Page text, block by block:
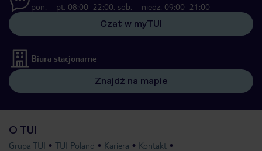
pon. – pt. 08:00–22:00, sob. – niedz. 09:00–21:00
Czat w myTUI
Biura stacjonarne
Znajdź na mapie
O TUI
Grupa TUI TUI Poland Kariera
Kontakt